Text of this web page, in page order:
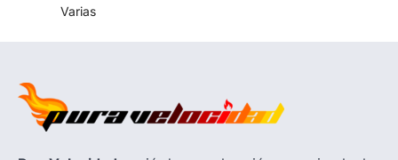
Varias